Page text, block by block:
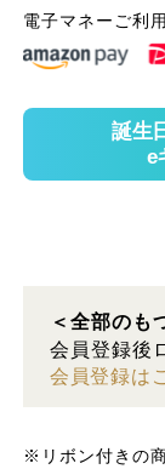
電子マネーご利
＜全部のも
会員登録後
会員登録は
※リボン付きの